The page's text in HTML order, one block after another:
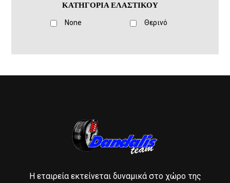
ΚΑΤΗΓΟΡΙΑ ΕΛΑΣΤΙΚΟΥ
None Θερινό
Η εταιρεία εκτείνεται δυναμικά στο χώρο της